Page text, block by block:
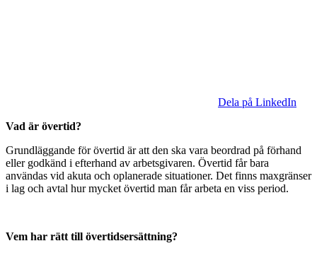
Dela på LinkedIn
Vad är övertid?
Grundläggande för övertid är att den ska vara beordrad på förhand
eller godkänd i efterhand av arbetsgivaren. Övertid får bara
användas vid akuta och oplanerade situationer. Det finns maxgränser
i lag och avtal hur mycket övertid man får arbeta en viss period.
Vem har rätt till övertidsersättning?